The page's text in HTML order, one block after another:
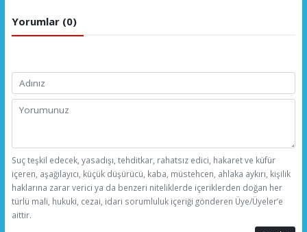
Yorumlar (0)
Suç teşkil edecek, yasadışı, tehditkar, rahatsız edici, hakaret ve küfür
içeren, aşağılayıcı, küçük düşürücü, kaba, müstehcen, ahlaka aykırı, kişilik
haklarına zarar verici ya da benzeri niteliklerde içeriklerden doğan her
türlü mali, hukuki, cezai, idari sorumluluk içeriği gönderen Üye/Üyeler’e
aittir.